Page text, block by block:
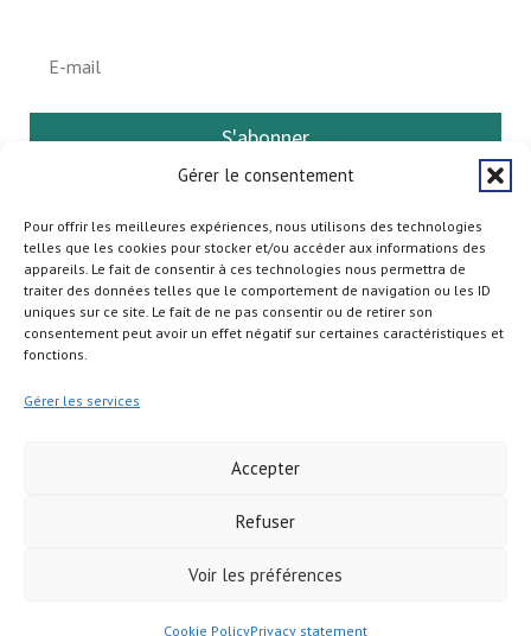
Gérer le consentement
Pour offrir les meilleures expériences, nous utilisons des technologies
telles que les cookies pour stocker et/ou accéder aux informations des
appareils. Le fait de consentir à ces technologies nous permettra de
traiter des données telles que le comportement de navigation ou les ID
uniques sur ce site. Le fait de ne pas consentir ou de retirer son
consentement peut avoir un effet négatif sur certaines caractéristiques et
fonctions.
Gérer les services
Accepter
Refuser
Voir les préférences
Cookie PolicyPrivacy statement
S'abonner
Copyright © 2026